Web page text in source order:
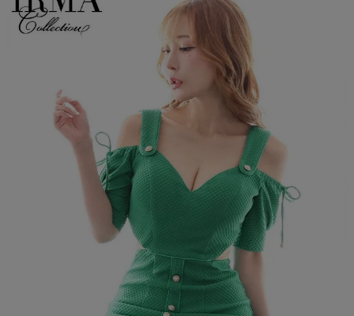
ROBE de FLEURS
ロングドレス